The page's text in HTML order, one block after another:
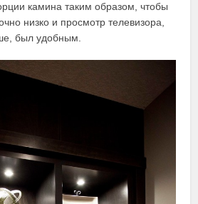
камина таким образом, чтобы
низко и просмотр телевизора,
был удобным.